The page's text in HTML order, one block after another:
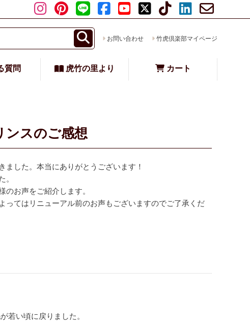
お問い合わせ 竹虎倶楽部マイページ
質問 虎竹の里より カート
ンスのご感想
した。本当にありがとうございます！
。
のお声をご紹介します。
ってはリニューアル前のお声もございますのでご了承くだ
若い頃に戻りました。